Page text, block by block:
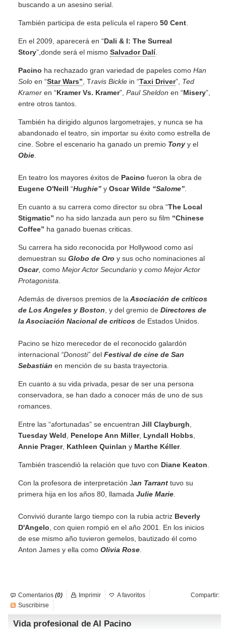
buscando a un asesino serial.
También participa de esta película el rapero 50 Cent
En el 2009, aparecerá en “Dali & I: The Surreal
Story”,donde será el mismo Salvador Dalí.
Pacino ha rechazado gran variedad de papeles como Han
Solo en “Star Wars” , Travis Bickle in “Taxi Driver”, Ted
Kramer en “Kramer Vs. Kramer”, Paul Sheldon en “Misery”,
entre otros tantos.
También ha dirigido algunos largometrajes, y nunca se ha
abandonado el teatro, sin importar su éxito como estrella de
cine. Sobre el escenario ha ganado un premio Tony y el
Obie
En teatro los mayores éxitos de Pacino fueron la obra de
Eugene O'Neill “Hughie” y Oscar Wilde “Salome”
En cuanto a su carrera como director su obra “The Local
Stigmatic” no ha sido lanzada aun pero su film “Chinese
Coffee” ha ganado buenas criticas.
Su carrera ha sido reconocida por Hollywood como así
demuestran su Globo de Oro y sus ocho nominaciones al
Oscar, como Mejor Actor Secundario y como Mejor Actor
Protagonista
Además de diversos premios de la Asociación de críticos
de Los Angeles y Boston , y del gremio de Directores de
la Asociación Nacional de críticos de Estados Unidos.
Pacino se hizo merecedor de el reconocido galardón
internacional “Donosti” del Festival de cine de San
Sebastián en mención de su basta trayectoria.
En cuanto a su vida privada, pesar de ser una persona
conservadora, se han dado a conocer más de uno de sus
romances.
Entre las “afortunadas” se encuentran Jill Clayburgh
Tuesday Weld
Penelope Ann Miller, Lyndall Hobbs
Annie Prager, Kathleen Quinlan y Marthe Kéller.
También trascendió la relación que tuvo con Diane Keaton
Con la profesora de interpretación Jan Tarrant tuvo su
primera hija en los años 80, llamada Julie Marie
Convivió durante largo tiempo con la rubia actriz Beverly
D'Angelo , con quien rompió en el año 2001. En los inicios
de ese mismo año tuvieron gemelos, bautizado él como
Anton James y ella como Olivia Rose
Comentarios (0) Compartir:
Imprimir
A favoritos
Suscribirse
Vida profesional de Al Pacino